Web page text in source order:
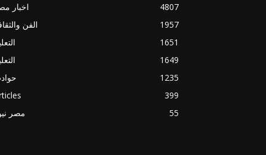
اخبار
4807
الفن
1957
1651
1649
1235
399
مصر
55